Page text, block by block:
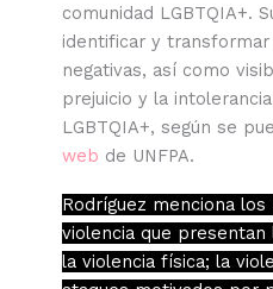
comunidad LGBTQIA+.
identificar y
negativas, así como
prejuicio y la
LGBTQIA+, según se
web de UNFPA.
Rodríguez menciona
violencia que presentan
la violencia física; la